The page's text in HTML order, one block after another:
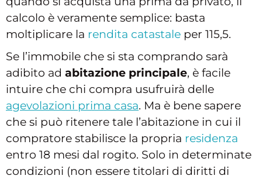
calcolo è veramente semplice: basta
moltiplicare la rendita catastale per 115,5.
Se l’immobile che si sta comprando sarà
adibito ad abitazione principale, è facile
intuire che chi compra usufruirà delle
agevolazioni prima casa. Ma è bene sapere
che si può ritenere tale l’abitazione in cui il
compratore stabilisce la propria residenza
entro 18 mesi dal rogito. Solo in determinate
condizioni (non essere titolari di diritti di